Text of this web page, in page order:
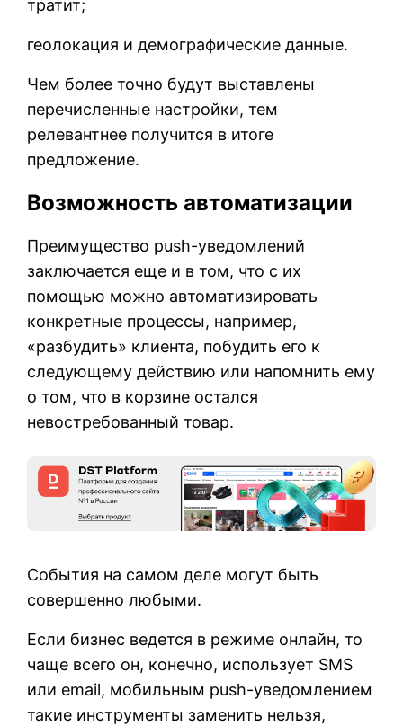
тратит;
геолокация и демографические данные.
Чем более точно будут выставлены
перечисленные настройки, тем
релевантнее получится в итоге
предложение.
Возможность автоматизации
Преимущество push-уведомлений
заключается еще и в том, что с их
помощью можно автоматизировать
конкретные процессы, например,
«разбудить» клиента, побудить его к
следующему действию или напомнить ему
о том, что в корзине остался
невостребованный товар.
События на самом деле могут быть
совершенно любыми.
Если бизнес ведется в режиме онлайн, то
чаще всего он, конечно, использует SMS
или email, мобильным push-уведомлением
такие инструменты заменить нельзя,